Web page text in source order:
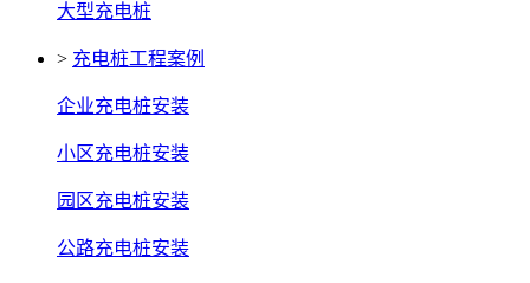
大型充电桩
> 充电桩工程案例
企业充电桩安装
小区充电桩安装
园区充电桩安装
公路充电桩安装